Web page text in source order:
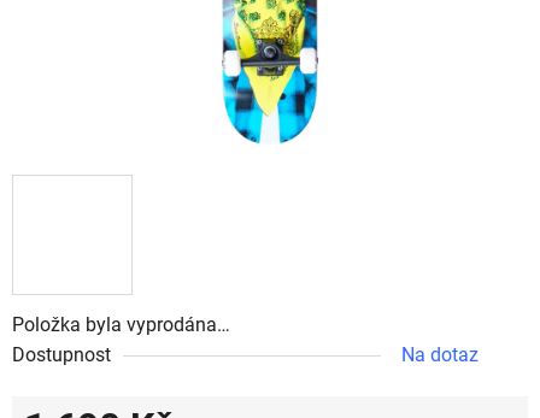
Položka byla vyprodána…
Dostupnost
Na dotaz